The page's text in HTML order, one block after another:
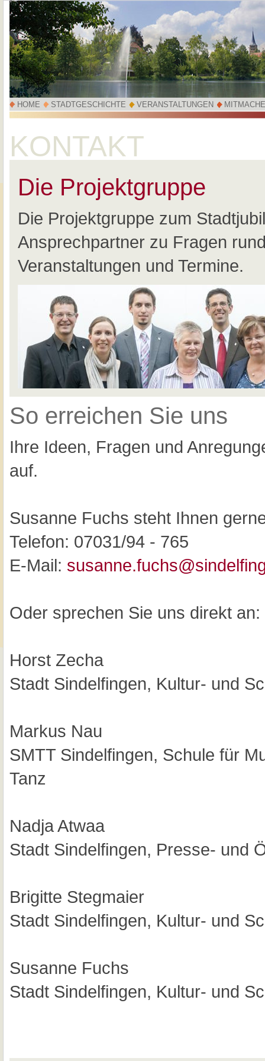
HOME STADTGESCHICHTE VERANSTALTUNGEN
KONTAKT
Die Projektgruppe
Die Projektgruppe zum
Ansprechpartner zu Fragen
Veranstaltungen und Termine.
So erreichen Sie uns
Ihre Ideen, Fragen und
auf.
Susanne Fuchs steht Ihnen
Telefon: 07031/94 - 765
E-Mail:
Oder sprechen Sie uns direkt an:
Horst Zecha
Stadt Sindelfingen, Kultur- und
Markus Nau
SMTT Sindelfingen, Schule für
Tanz
Nadja Atwaa
Stadt Sindelfingen, Presse- und
Brigitte Stegmaier
Stadt Sindelfingen, Kultur- und
Susanne Fuchs
Stadt Sindelfingen, Kultur- und